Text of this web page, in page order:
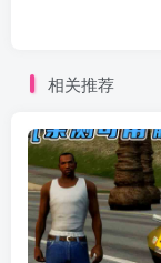
相关推荐